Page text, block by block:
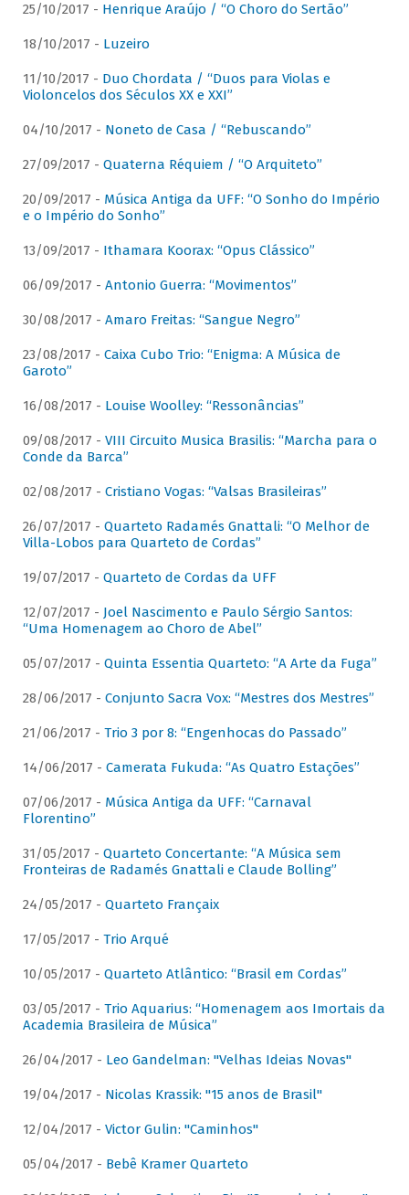
25/10/2017 - Henrique Araújo / “O Choro do Sertão”
18/10/2017 - Luzeiro
11/10/2017 - Duo Chordata / “Duos para Violas e
Violoncelos dos Séculos XX e XXI”
04/10/2017 - Noneto de Casa / “Rebuscando”
27/09/2017 - Quaterna Réquiem / “O Arquiteto”
20/09/2017 - Música Antiga da UFF: “O Sonho do Império
e o Império do Sonho”
13/09/2017 - Ithamara Koorax: “Opus Clássico”
06/09/2017 - Antonio Guerra: “Movimentos”
30/08/2017 - Amaro Freitas: “Sangue Negro”
23/08/2017 - Caixa Cubo Trio: “Enigma: A Música de
Garoto”
16/08/2017 - Louise Woolley: “Ressonâncias”
09/08/2017 - VIII Circuito Musica Brasilis: “Marcha para o
Conde da Barca”
02/08/2017 - Cristiano Vogas: “Valsas Brasileiras”
26/07/2017 - Quarteto Radamés Gnattali: “O Melhor de
Villa-Lobos para Quarteto de Cordas”
19/07/2017 - Quarteto de Cordas da UFF
12/07/2017 - Joel Nascimento e Paulo Sérgio Santos:
“Uma Homenagem ao Choro de Abel”
05/07/2017 - Quinta Essentia Quarteto: “A Arte da Fuga”
28/06/2017 - Conjunto Sacra Vox: “Mestres dos Mestres”
21/06/2017 - Trio 3 por 8: “Engenhocas do Passado”
14/06/2017 - Camerata Fukuda: “As Quatro Estações”
07/06/2017 - Música Antiga da UFF: “Carnaval
Florentino”
31/05/2017 - Quarteto Concertante: “A Música sem
Fronteiras de Radamés Gnattali e Claude Bolling”
24/05/2017 - Quarteto Françaix
17/05/2017 - Trio Arqué
10/05/2017 - Quarteto Atlântico: “Brasil em Cordas”
03/05/2017 - Trio Aquarius: “Homenagem aos Imortais da
Academia Brasileira de Música”
26/04/2017 - Leo Gandelman: "Velhas Ideias Novas"
19/04/2017 - Nicolas Krassik: "15 anos de Brasil"
12/04/2017 - Victor Gulin: "Caminhos"
05/04/2017 - Bebê Kramer Quarteto